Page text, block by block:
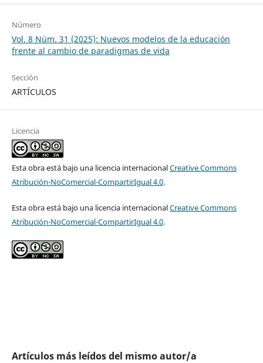
Número
Vol. 8 Núm. 31 (2025): Nuevos modelos de la educación
frente al cambio de paradigmas de vida
Sección
ARTÍCULOS
Licencia
Esta obra está bajo una licencia internacionalCreative Commons
Atribución-NoComercial-CompartirIgual 4.0.
Esta obra está bajo una licencia internacionalCreative Commons
Atribución-NoComercial-CompartirIgual 4.0.
Artículos más leídos del mismo autor/a